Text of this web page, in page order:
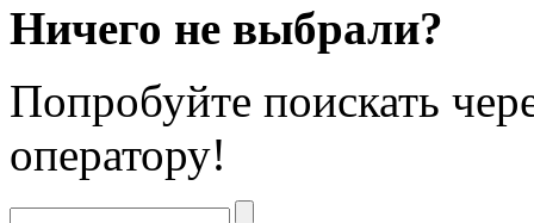
Ничего не выбрали?
Попробуйте поискать
оператору!